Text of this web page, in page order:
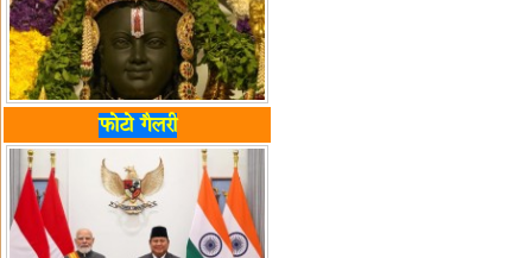
फोटो गैलरी